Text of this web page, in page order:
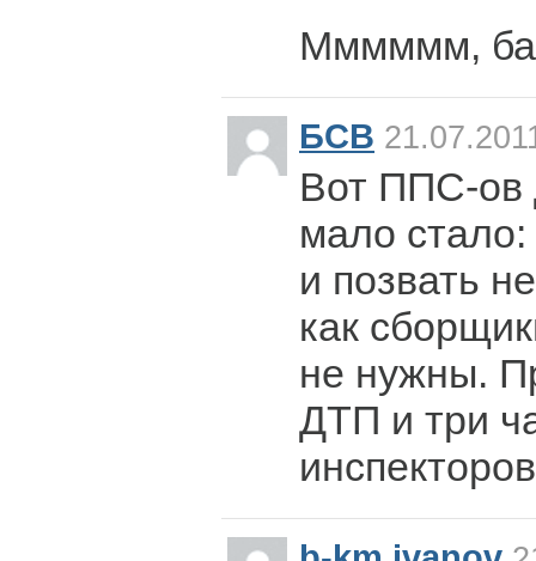
Мммммм,
БСВ
Вот ППС-ов
мало стало:
и позвать
как
не нужны.
ДТП и три